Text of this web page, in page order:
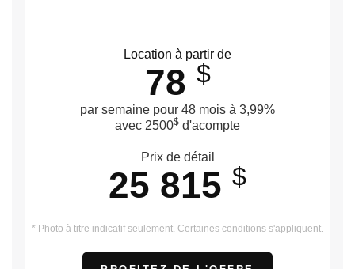
Location à partir de
78 $
par semaine pour 48 mois à 3,99%
avec 2500$ d'acompte
Prix de détail
25 815 $
* Photo à titre indicatif seulement. Certaines conditions s'appliquent.